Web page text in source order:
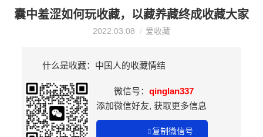
囊中羞涩如何玩收藏，以藏养藏终成收藏大家
2022.03.08 爱收藏
什么是收藏：中国人的收藏情结
微信号：qinglan337
添加微信好友, 获取更多信息
复制微信号